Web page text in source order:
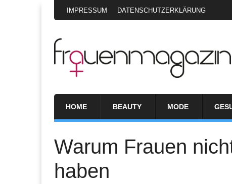
IMPRESSUM DATENSCHUTZERKLÄRUNG
HOME BEAUTY MODE
Warum Frauen
haben